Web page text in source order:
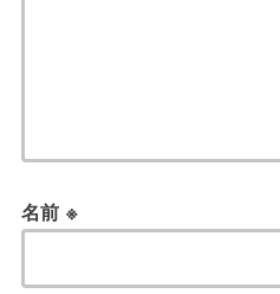
名前※